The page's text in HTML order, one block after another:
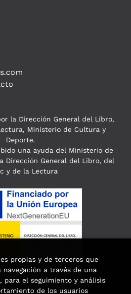
la Dirección General del Libro,
Ministerio de Cultura y
Deporte.
una ayuda del Ministerio de
Dirección General del Libro, del
y de la Lectura
propias y de terceros que
a través de una
para el seguimiento y análisis
de los usuarios